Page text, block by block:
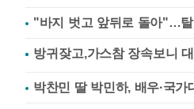
"바지 벗고 앞뒤로 돌아"…
박찬민 딸 박민하, 배우·국